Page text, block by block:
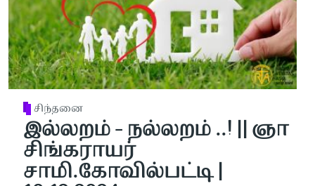
சிந்தனை
இல்லறம் - நல்லறம் ..! || ஞா
சிங்கராயர்
சாமி.கோவில்பட்டி |